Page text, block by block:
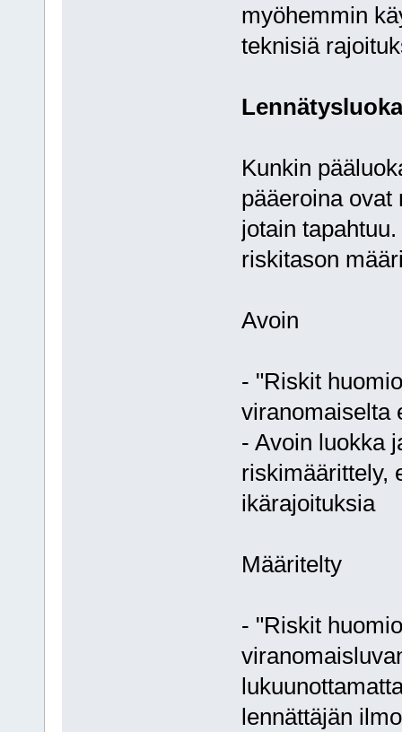
myöhemmin
teknisiä
Kunkin
pääeroina
jotain
riskitason
Avoin
- "Riskit
viranomaiselta
- Avoin luokka
riskimäärittely,
ikärajoituksia
Määritelty
- "Riskit
lennättäjän